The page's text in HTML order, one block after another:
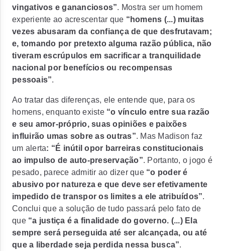
vingativos e gananciosos”. Mostra ser um homem
experiente ao acrescentar que “homens (...) muitas
vezes abusaram da confiança de que desfrutavam;
e, tomando por pretexto alguma razão pública, não
tiveram escrúpulos em sacrificar a tranquilidade
nacional por benefícios ou recompensas
pessoais”.
Ao tratar das diferenças, ele entende que, para os
homens, enquanto existe “o vínculo entre sua razão
e seu amor-próprio, suas opiniões e paixões
influirão umas sobre as outras”. Mas Madison faz
um alerta: “É inútil opor barreiras constitucionais
ao impulso de auto-preservação”. Portanto, o jogo é
pesado, parece admitir ao dizer que “o poder é
abusivo por natureza e que deve ser efetivamente
impedido de transpor os limites a ele atribuídos”.
Conclui que a solução de tudo passará pelo fato de
que “a justiça é a finalidade do governo. (...) Ela
sempre será perseguida até ser alcançada, ou até
que a liberdade seja perdida nessa busca”.